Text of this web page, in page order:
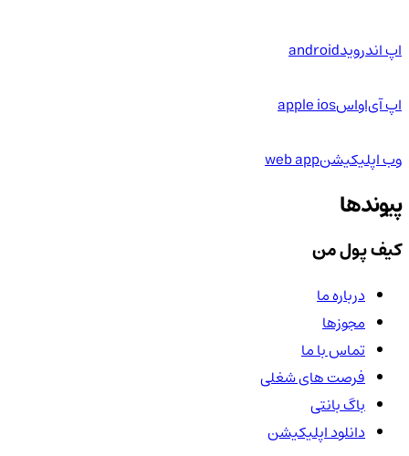
اپ اندرویدandroid
اپ آی‌او‌اسapple ios
وب اپلیکیشنweb app
پیوندها
کیف پول من
درباره ما
مجوزها
تماس با ما
فرصت های شغلی
باگ بانتی
دانلود اپلیکیشن